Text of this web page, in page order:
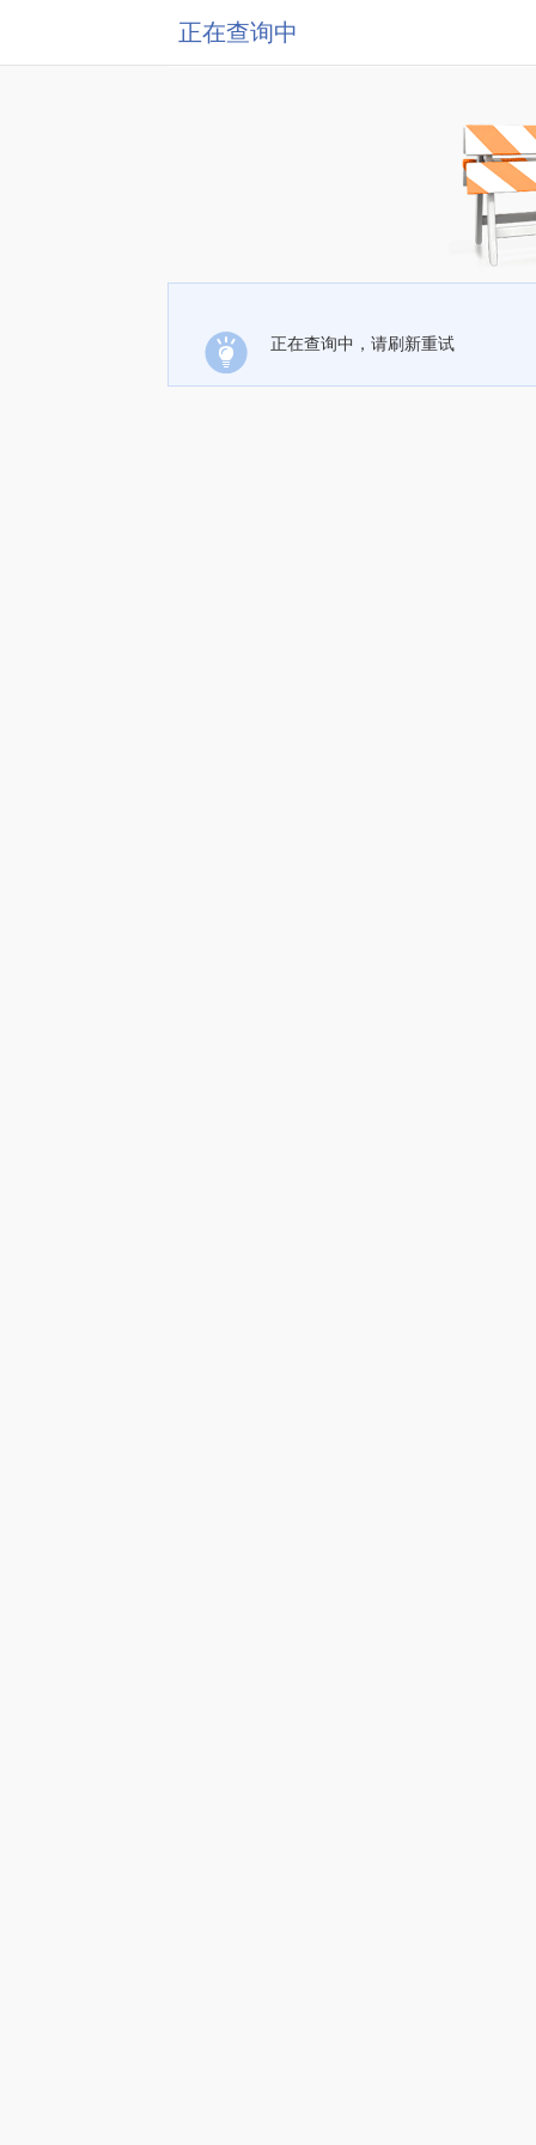
正在查询中
正在查询中，请刷新重试